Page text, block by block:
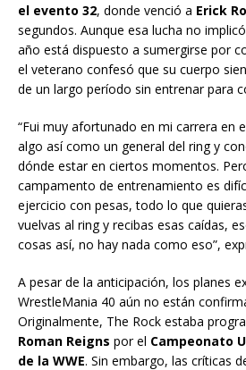
el evento 32, donde venció a Erick
segundos. Aunque esa lucha no
año está dispuesto a sumergirse por
el veterano confesó que su cuerpo
de un largo período sin entrenar para
“Fui muy afortunado en mi carrera en
algo así como un general del ring y
dónde estar en ciertos momentos.
campamento de entrenamiento es
ejercicio con pesas, todo lo que
vuelvas al ring y recibas esas caídas,
cosas así, no hay nada como eso”,
A pesar de la anticipación, los planes
WrestleMania 40 aún no están
Originalmente, The Rock estaba
Roman Reigns por el Campeonato
de la WWE. Sin embargo, las críticas